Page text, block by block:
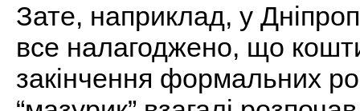
Зате, наприклад, у
все налагоджено, що
закінчення формальних